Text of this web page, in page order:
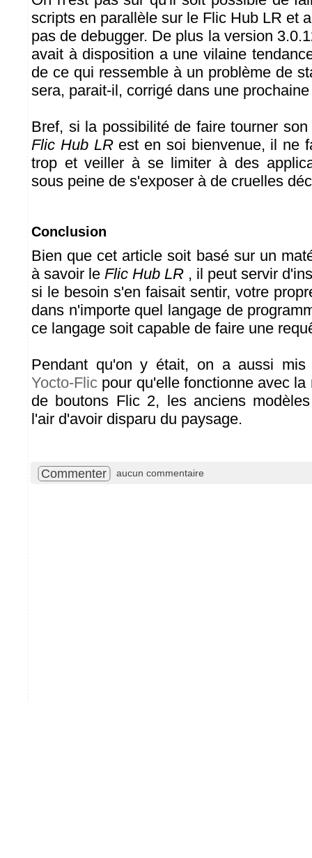
scripts en parallèle sur le Flic Hub LR et
pas de debugger. De plus la version
avait à disposition a une vilaine
de ce qui ressemble à un problème de
sera, parait-il, corrigé dans une
Bref, si la possibilité de faire tourner
Flic Hub LRest en soi bienvenue, il ne
trop et veiller à se limiter à des
sous peine de s'exposer à de cruelles
Conclusion
Bien que cet article soit basé sur un
à savoir le Flic Hub LR , il peut servir
si le besoin s'en faisait sentir, votre
dans n'importe quel langage de
ce langage soit capable de faire une
Pendant qu'on y était, on a aussi mis
Yocto-Flic pour qu'elle fonctionne avec
de boutons Flic 2, les anciens
l'air d'avoir disparu du paysage.
Commenter aucun commentaire